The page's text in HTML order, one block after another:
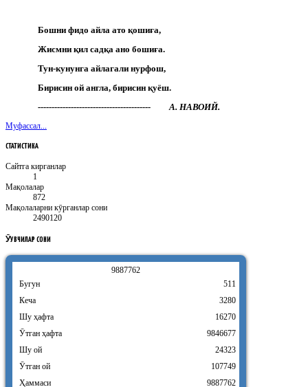
Бошни фидо айла ато қошиға,
Жисмни қил садқа ано бошиға.
Тун-кунунга айлагали нурфош,
Бирисин ой англа, бирисин қуёш.
----------------------------------------- А. НАВОИЙ.
Муфассал...
СТАТИСТИКА
Сайтга кирганлар
1
Мақолалар
872
Мақолаларни кӯрганлар сони
2490120
ӮҚУВЧИЛАРСОНИ
9887762
Бугун
Кеча
Шу ҳафта
Ӯтган ҳафта
Шу ой
Ӯтган ой
Ҳаммаси
511
3280
16270
9846677
24323
107749
9887762